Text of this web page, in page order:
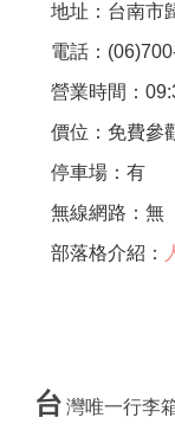
地址：台南市
電話：
營業時間：
價位：免費參
停車場：有
無線網路：無
部落格介紹：
台 灣唯一行李